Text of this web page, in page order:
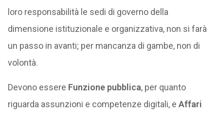
loro responsabilità le sedi di governo della
dimensione istituzionale e organizzativa, non si farà
un passo in avanti; per mancanza di gambe, non di
volontà.
Devono essere Funzione pubblica, per quanto
riguarda assunzioni e competenze digitali, e Affari